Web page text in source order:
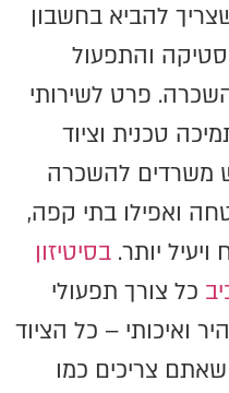
להביא בחשבון
והתפעול
פרט לשירותי
טכנית וציוד
משרדים להשכרה
ואפילו בתי קפה,
יותר. בסיטיזון
כל צורך תפעולי
ואיכותי – כל הציוד
צריכים כמו